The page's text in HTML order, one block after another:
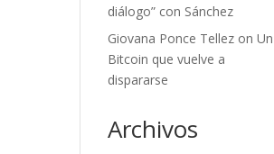
diálogo” con Sánchez
Giovana Ponce Tellez onUn
Bitcoin que vuelve a
dispararse
Archivos